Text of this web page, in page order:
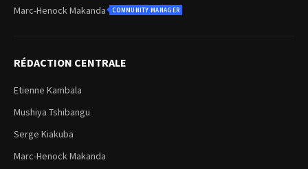
Marc-Henock Makanda COMMUNITY MANAGER
RÉDACTION CENTRALE
Etienne Kambala
Mushiya Tshibangu
Serge Kiakuba
Marc-Henock Makanda